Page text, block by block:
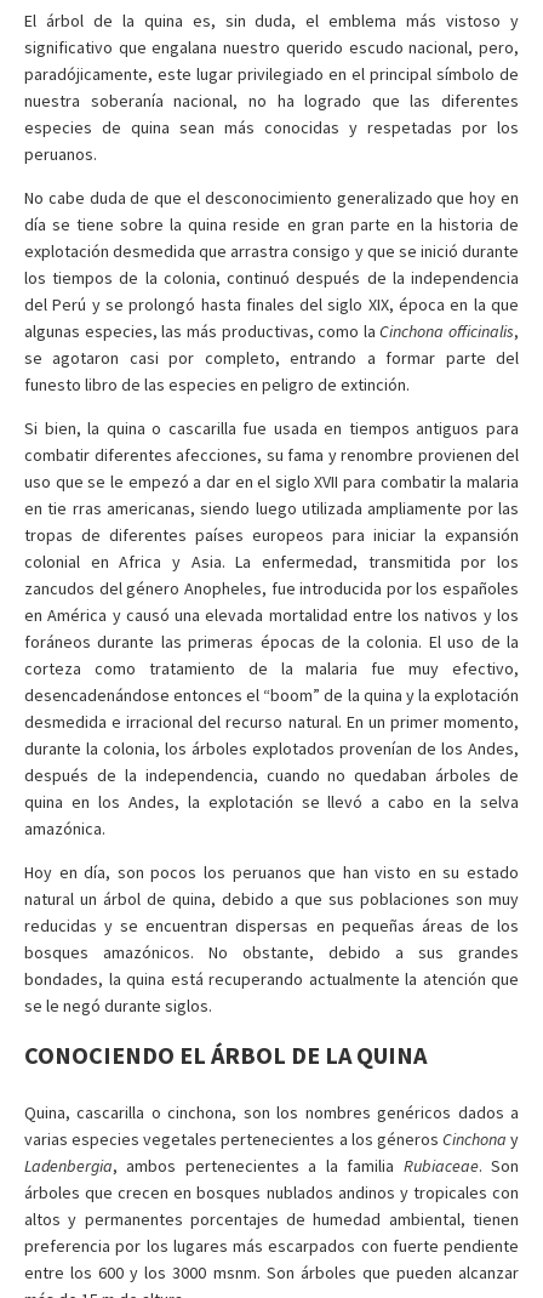
El árbol de la quina es, sin duda, el emblema más vistoso y
significativo que engalana nuestro querido escudo nacional, pero,
paradójicamente, este lugar privilegiado en el principal símbolo de
nuestra soberanía nacional, no ha logrado que las diferentes
especies de quina sean más conocidas y respetadas por los
peruanos.
No cabe duda de que el desconocimiento generalizado que hoy en
día se tiene sobre la quina reside en gran parte en la historia de
explotación desmedida que arrastra consigo y que se inició durante
los tiempos de la colonia, continuó después de la independencia
del Perú y se prolongó hasta finales del siglo XIX, época en la que
algunas especies, las más productivas, como laCinchona officinalis,
se agotaron casi por completo, entrando a formar parte del
funesto libro de las especies en peligro de extinción.
Si bien, la quina o cascarilla fue usada en tiempos antiguos para
combatir diferentes afecciones, su fama y renombre provienen del
uso que se le empezó a dar en el siglo XVII para combatir la malaria
en tie rras americanas, siendo luego utilizada ampliamente por las
tropas de diferentes países europeos para iniciar la expansión
colonial en Africa y Asia. La enfermedad, transmitida por los
zancudos del género Anopheles, fue introducida por los españoles
en América y causó una elevada mortalidad entre los nativos y los
foráneos durante las primeras épocas de la colonia. El uso de la
corteza como tratamiento de la malaria fue muy efectivo,
desencadenándose entonces el “boom” de la quina y la explotación
desmedida e irracional del recurso natural. En un primer momento,
durante la colonia, los árboles explotados provenían de los Andes,
después de la independencia, cuando no quedaban árboles de
quina en los Andes, la explotación se llevó a cabo en la selva
amazónica.
Hoy en día, son pocos los peruanos que han visto en su estado
natural un árbol de quina, debido a que sus poblaciones son muy
reducidas y se encuentran dispersas en pequeñas áreas de los
bosques amazónicos. No obstante, debido a sus grandes
bondades, la quina está recuperando actualmente la atención que
se le negó durante siglos.
CONOCIENDO EL ÁRBOL DE LA QUINA
Quina, cascarilla o cinchona, son los nombres genéricos dados a
varias especies vegetales pertenecientes a los géneros Cinchona y
Ladenbergia, ambos pertenecientes a la familia Rubiaceae. Son
árboles que crecen en bosques nublados andinos y tropicales con
altos y permanentes porcentajes de humedad ambiental, tienen
preferencia por los lugares más escarpados con fuerte pendiente
entre los 600 y los 3000 msnm. Son árboles que pueden alcanzar